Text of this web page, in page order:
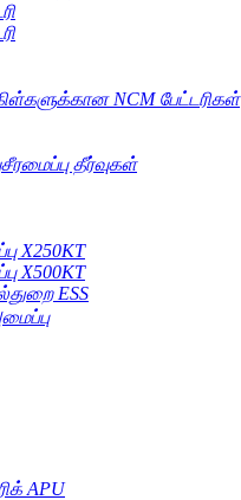
NCM பேட்டரிகள்
தீர்வுகள்
X250KT
X500KT
ESS
APU